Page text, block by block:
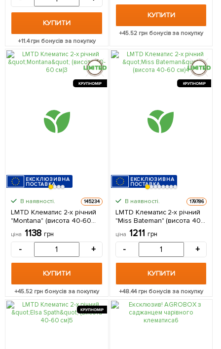
КУПИТИ
+11.4грн бонусів за покупку
КУПИТИ
+45.52грн бонусів за покупку
КРУПНОМІР
ЕКСКЛЮЗИВНА
ПОСТАВКА
В наявності. 145234
LMTD Клематис 2-х річний
"Montana" (висота 40-60
саджанець в упаковці
ціна 1138 грн
- +
КУПИТИ
+45.52грн бонусів за покупку
КРУПНОМІР
ЕКСКЛЮЗИВНА
ПОСТАВКА
В наявності. 179786
LMTD Клематис 2-х річний
"Miss Bateman" (висота 40-
60 см) з Нідерландів 1
саджанець в упаковці
ціна 1211 грн
- +
КУПИТИ
+48.44грн бонусів за покупку
КРУПНОМІР